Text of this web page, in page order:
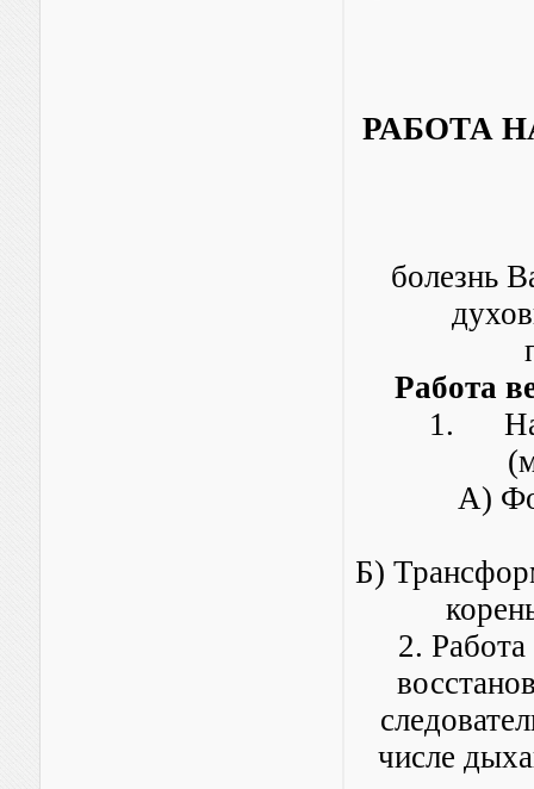
РАБОТА
болезнь
Работа
1.
А)
Б)
2.
числе